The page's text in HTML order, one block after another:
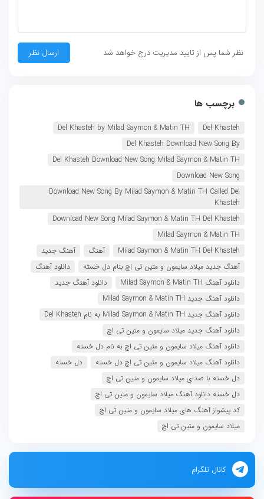
نظر شما پس از تایید مدیریت درج خواهد شد
برچسب ها
Del Khasteh
Del Khasteh by Milad Saymon & Matin TH
Del Khasteh Download New Song By
Del Khasteh Download New Song Milad Saymon & Matin TH
Download New Song
Download New Song By Milad Saymon & Matin TH Called Del
Khasteh
Download New Song Milad Saymon & Matin TH Del Khasteh
Milad Saymon & Matin TH
Milad Saymon & Matin TH Del Khasteh
آهنگ
آهنگ جدید
آهنگ جدید میلاد سایمون و متین تی اچ بنام دل خسته
دانلود آهنگ
دانلود آهنگ Milad Saymon & Matin TH
دانلود آهنگ جدید
دانلود آهنگ جدید Milad Saymon & Matin TH
دانلود آهنگ جدید Milad Saymon & Matin TH به نام Del Khasteh
دانلود آهنگ جدید میلاد سایمون و متین تی اچ
دانلود آهنگ میلاد سایمون و متین تی اچ به نام دل خسته
دانلود آهنگ میلاد سایمون و متین تی اچ دل خسته
دل خسته
دل خسته با صدای میلاد سایمون و متین تی اچ
دل خسته دانلود آهنگ میلاد سایمون و متین تی اچ
کد پیشواز آهنگ های میلاد سایمون و متین تی اچ
میلاد سایمون و متین تی اچ
کانال تلگرام